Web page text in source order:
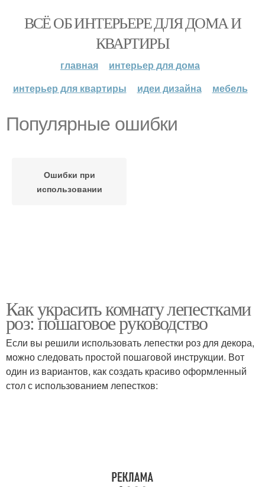
ВСЁ ОБ ИНТЕРЬЕРЕ ДЛЯ ДОМА И
КВАРТИРЫ
главная
интерьер для дома
интерьер для квартиры
идеи дизайна мебель
Популярные ошибки
Ошибки при
использовании
Как украсить комнату лепестками
роз: пошаговое руководство
Если вы решили использовать лепестки роз для декора,
можно следовать простой пошаговой инструкции. Вот
один из вариантов, как создать красиво оформленный
стол с использованием лепестков: